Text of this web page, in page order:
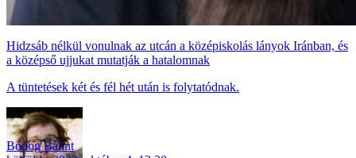
Hidzsáb nélkül vonulnak az utcán a középiskolás lányok Iránban, és
a középső ujjukat mutatják a hatalomnak
A tüntetések két és fél hét után is folytatódnak.
Bódog Bálint